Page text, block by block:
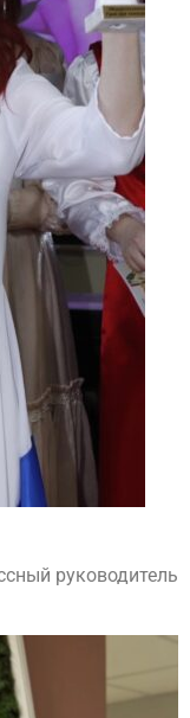
руководитель